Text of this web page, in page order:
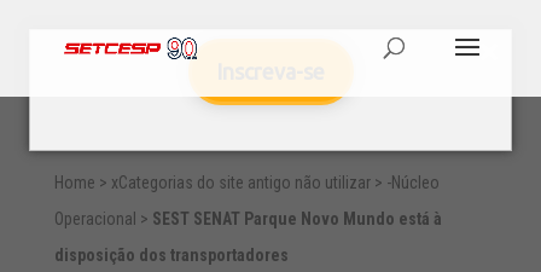
Home > xCategorias do site antigo não utilizar> -Núcleo
Operacional > SEST SENAT Parque Novo Mundo está à
disposição dos transportadores